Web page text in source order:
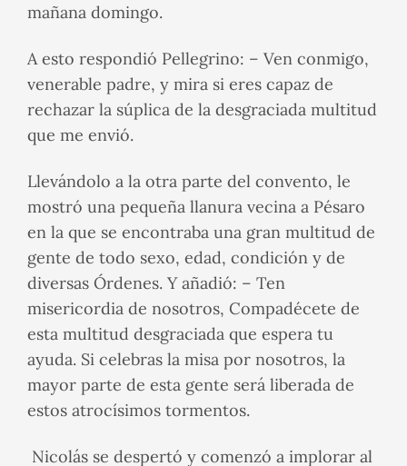
mañana domingo.
A esto respondió Pellegrino: – Ven conmigo,
venerable padre, y mira si eres capaz de
rechazar la súplica de la desgraciada multitud
que me envió.
Llevándolo a la otra parte del convento, le
mostró una pequeña llanura vecina a Pésaro
en la que se encontraba una gran multitud de
gente de todo sexo, edad, condición y de
diversas Órdenes. Y añadió: – Ten
misericordia de nosotros, Compadécete de
esta multitud desgraciada que espera tu
ayuda. Si celebras la misa por nosotros, la
mayor parte de esta gente será liberada de
estos atrocísimos tormentos.
Nicolás se despertó y comenzó a implorar al